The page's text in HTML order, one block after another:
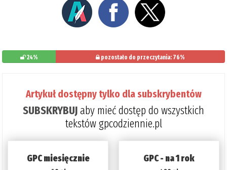
24% pozostało do przeczytania: 76%
Artykuł dostępny tylko dla subskrybentów
SUBSKRYBUJaby mieć dostęp do wszystkich
tekstów gpcodziennie.pl
GPC miesięcznie GPC - na 1 rok